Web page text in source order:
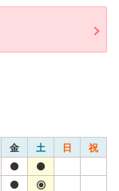
金 土 日 祝